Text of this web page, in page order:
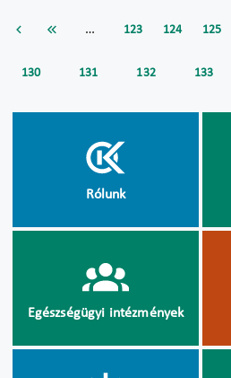
… 123 124 125
130 131 132 133
Rólunk
Egészségügyi intézmények